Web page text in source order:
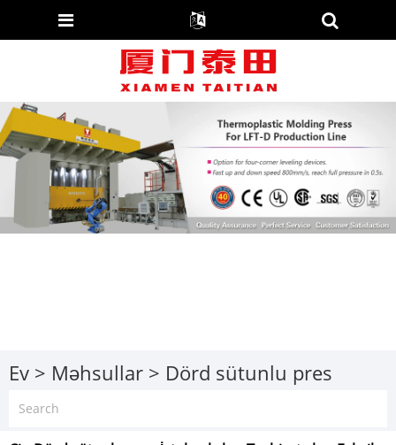
Ev > Məhsullar > Dörd sütunlu pres